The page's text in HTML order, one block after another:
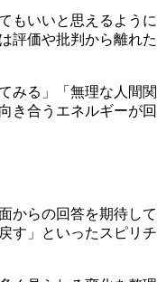
いいと思えるよう
価や批判から離
る」「無理な人間
合うエネルギー
らの回答を期待し
」といったスピ